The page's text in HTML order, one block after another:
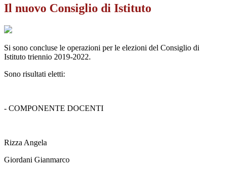
Il nuovo Consiglio di Istituto
Si sono concluse le operazioni per le elezioni del Consiglio di
Istituto triennio 2019-2022.
Sono risultati eletti:
- COMPONENTE DOCENTI
Rizza Angela
Giordani Gianmarco